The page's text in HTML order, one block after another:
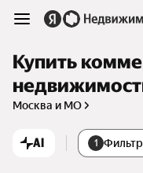
Купить
Москва и МО
AI 1